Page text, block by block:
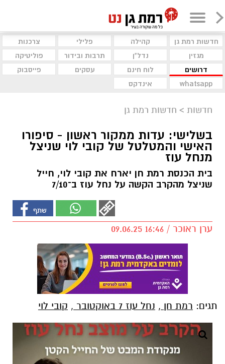
חדשות רמת גן קהילה פלילי
צרכנות
מגזין
נדל"ן תרבות ובידור
פוליטיקה
דרושים
לוח חינם עסקים
פייסבוק
whatsapp
אינדקס
חדשות > חדשות רמת גן
בשלישי: עדות ממקור ראשון - סיפורו
האישי והמטלטל של קובי לוי שניצל
מנחל עוז
בית הכנסת רמת חן יארח את קובי לוי, חייל
שניצל מהקרב הקשה על נחל עוז ב־7/10
ערן ראוכר / 16:46 09.06.25
תגים: רמת חן , נחל עוז 7 באוקטובר , קובי לוי